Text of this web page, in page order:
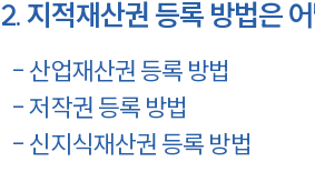
2.지적재산권 등록 방법은
- 산업재산권 등록 방법
-저작권 등록 방법
- 신지식재산권 등록 방법